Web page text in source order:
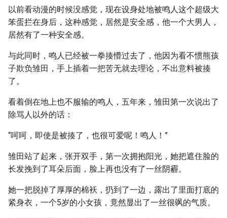
以前看动漫的时候没感觉，现在设身处地被鸣人这个超级大
笨蛋拦在身后，这种感觉，居然是安全感，他一个大男人，
居然有了一种安全感。
与此同时，鸣人已经被一拳揍懵过去了，他因为看不惯熊孩
子欺负雏田，手上插着一把苦无就去理论，不出意料被揍
了。
看着倒在地上也不服输的鸣人，五年来，雏田第一次说出了
除骂人以外的话：
“呵呵，即使是被揍了，也很可爱呢！鸣人！”
雏田站了起来，张开双手，第一次拥抱阳光，她把遮住脸的
长发挽到了耳朵后面，脸上再也没有了一丝阴霾。
她一把脱掉了厚厚的棉袄，扔到了一边，露出了里面打底的
紧身衣，一个5岁的小女孩，竟然显出了一丝很飒的气质。